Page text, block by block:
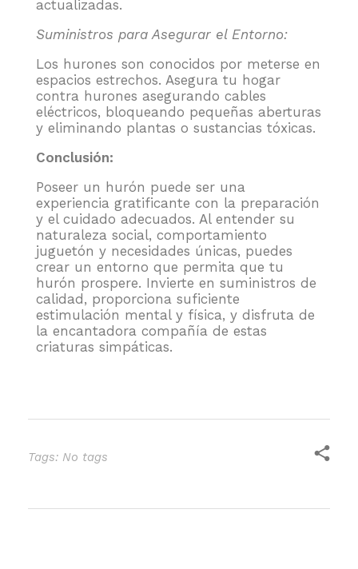
actualizadas.
Suministros para Asegurar el Entorno:
Los hurones son conocidos por meterse en
espacios estrechos. Asegura tu hogar
contra hurones asegurando cables
eléctricos, bloqueando pequeñas aberturas
y eliminando plantas o sustancias tóxicas.
Conclusión:
Poseer un hurón puede ser una
experiencia gratificante con la preparación
y el cuidado adecuados. Al entender su
naturaleza social, comportamiento
juguetón y necesidades únicas, puedes
crear un entorno que permita que tu
hurón prospere. Invierte en suministros de
calidad, proporciona suficiente
estimulación mental y física, y disfruta de
la encantadora compañía de estas
criaturas simpáticas.
Tags: No tags